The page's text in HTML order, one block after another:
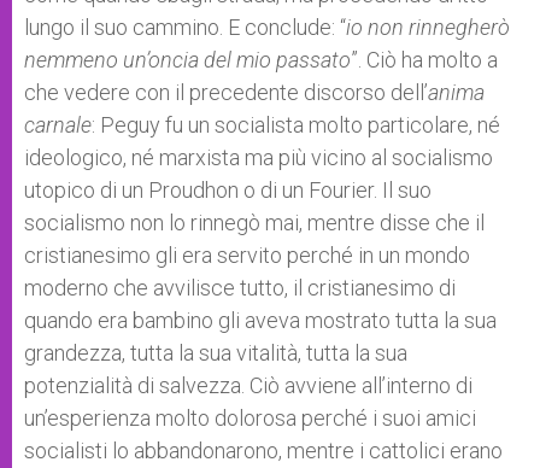
lungo il suo cammino. E conclude: “io non rinnegherò
nemmeno un’oncia del mio passato”. Ciò ha molto a
che vedere con il precedente discorso dell’anima
carnale: Peguy fu un socialista molto particolare, né
ideologico, né marxista ma più vicino al socialismo
utopico di un Proudhon o di un Fourier. Il suo
socialismo non lo rinnegò mai, mentre disse che il
cristianesimo gli era servito perché in un mondo
moderno che avvilisce tutto, il cristianesimo di
quando era bambino gli aveva mostrato tutta la sua
grandezza, tutta la sua vitalità, tutta la sua
potenzialità di salvezza. Ciò avviene all’interno di
un’esperienza molto dolorosa perché i suoi amici
socialisti lo abbandonarono, mentre i cattolici erano